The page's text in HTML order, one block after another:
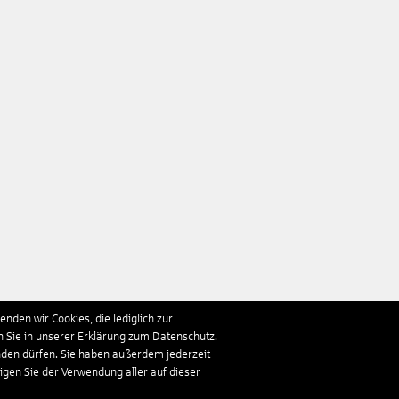
wir Cookies, die lediglich zur
in unserer Erklärung zum Datenschutz.
dürfen. Sie haben außerdem jederzeit
Sie der Verwendung aller auf dieser